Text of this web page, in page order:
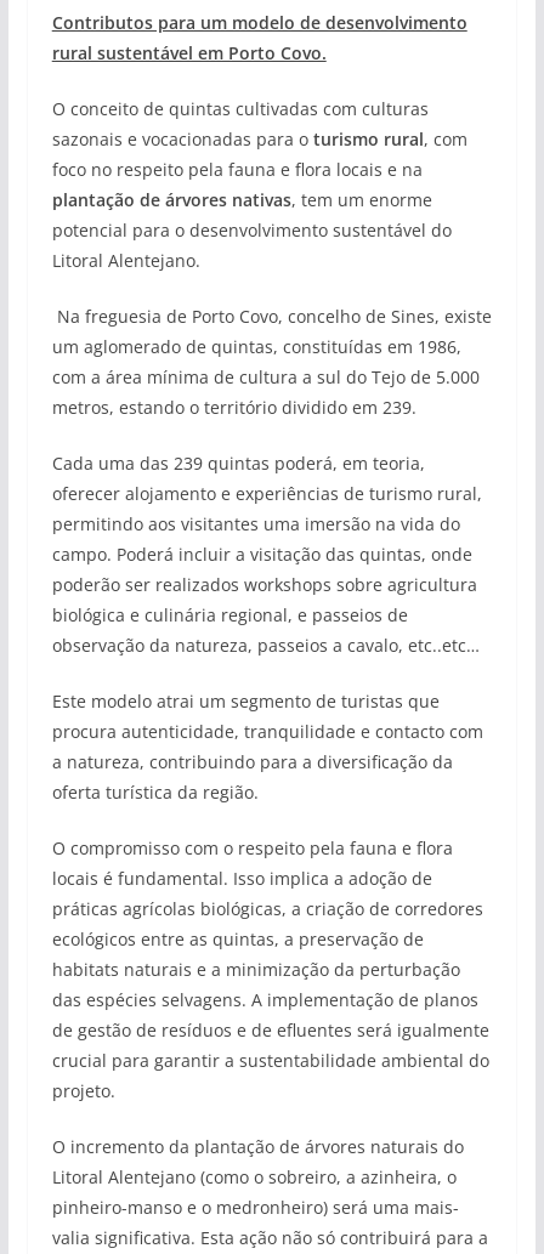
Contributos para um modelo de desenvolvimento
rural sustentável em Porto Covo.
O conceito de quintas cultivadas com culturas
sazonais e vocacionadas para o turismo rural, com
foco no respeito pela fauna e flora locais e na
plantação de árvores nativas, tem um enorme
potencial para o desenvolvimento sustentável do
Litoral Alentejano.
Na freguesia de Porto Covo, concelho de Sines, existe
um aglomerado de quintas, constituídas em 1986,
com a área mínima de cultura a sul do Tejo de 5.000
metros, estando o território dividido em 239.
Cada uma das 239 quintas poderá, em teoria,
oferecer alojamento e experiências de turismo rural,
permitindo aos visitantes uma imersão na vida do
campo. Poderá incluir a visitação das quintas, onde
poderão ser realizados workshops sobre agricultura
biológica e culinária regional, e passeios de
observação da natureza, passeios a cavalo, etc..etc…
Este modelo atrai um segmento de turistas que
procura autenticidade, tranquilidade e contacto com
a natureza, contribuindo para a diversificação da
oferta turística da região.
O compromisso com o respeito pela fauna e flora
locais é fundamental. Isso implica a adoção de
práticas agrícolas biológicas, a criação de corredores
ecológicos entre as quintas, a preservação de
habitats naturais e a minimização da perturbação
das espécies selvagens. A implementação de planos
de gestão de resíduos e de efluentes será igualmente
crucial para garantir a sustentabilidade ambiental do
projeto.
O incremento da plantação de árvores naturais do
Litoral Alentejano (como o sobreiro, a azinheira, o
pinheiro-manso e o medronheiro) será uma mais-
valia significativa. Esta ação não só contribuirá para a